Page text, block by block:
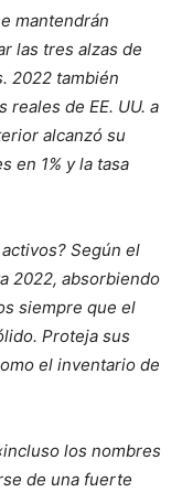
mantendrán
las tres alzas de
2022 también
reales de EE. UU. a
alcanzó su
en 1% y la tasa
Según el
2022, absorbiendo
siempre que el
Proteja sus
el inventario de
los nombres
de una fuerte